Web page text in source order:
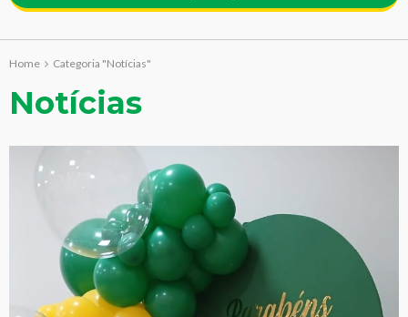
Home Categoria "Notícias"
Notícias